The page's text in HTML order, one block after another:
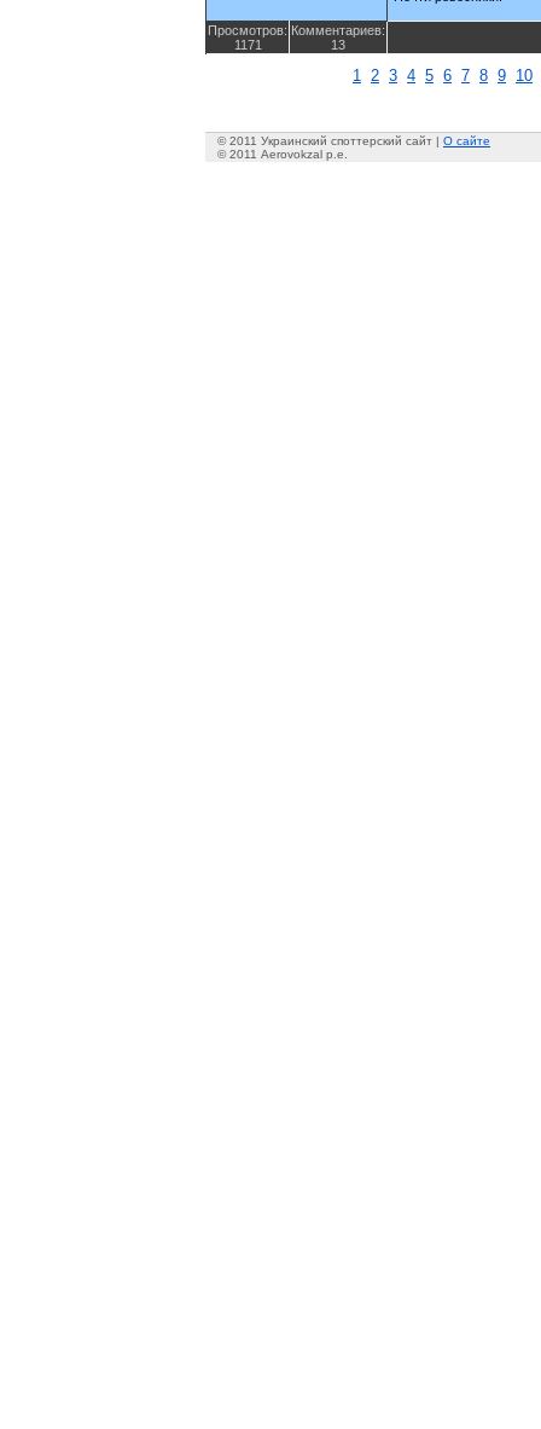
Просмотров:
1171
Комментариев:
13
1 2 3 4 5 6 7 8 9 10
© 2011 Украинский споттерский сайт | О сайте
© 2011 Aerovokzal p.e.